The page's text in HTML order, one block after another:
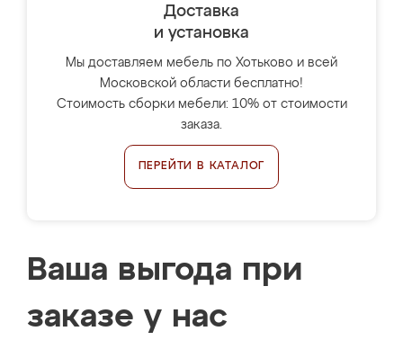
Доставка
и установка
Мы доставляем мебель по Хотьково и всей
Московской области бесплатно!
Стоимость сборки мебели: 10% от стоимости
заказа.
ПЕРЕЙТИ В КАТАЛОГ
Ваша выгода при
заказе у нас